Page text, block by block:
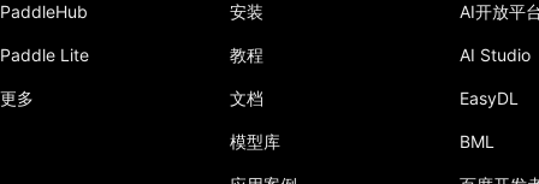
PaddleHub
Paddle Lite
更多
安装
教程
文档
模型库
AI开放平
AI Studio
EasyDL
BML